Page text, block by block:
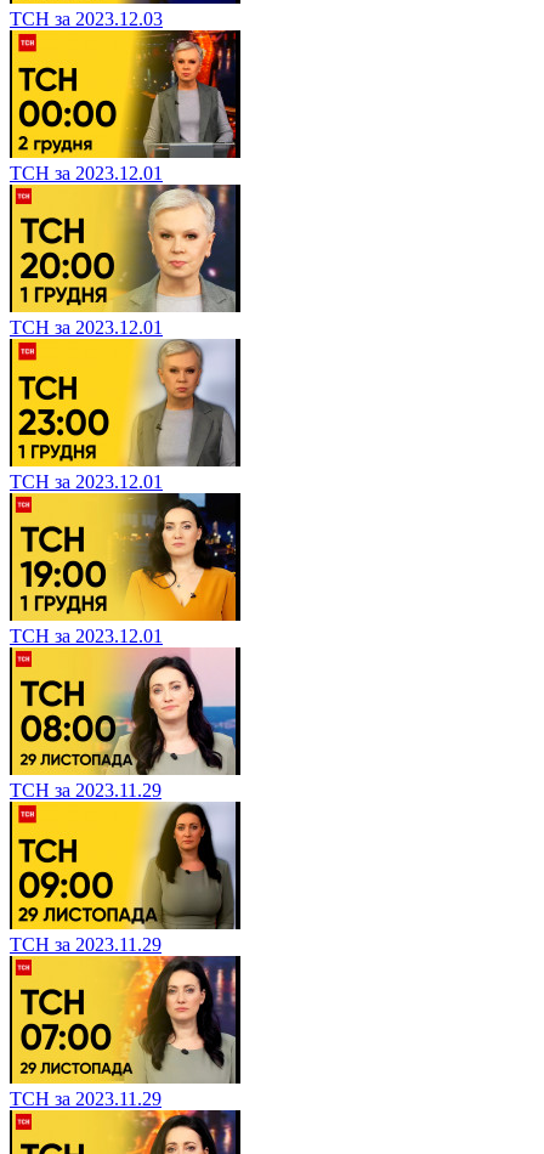
ТСН за 2023.12.03
ТСН за 2023.12.01
ТСН за 2023.12.01
ТСН за 2023.12.01
ТСН за 2023.12.01
ТСН за 2023.11.29
ТСН за 2023.11.29
ТСН за 2023.11.29